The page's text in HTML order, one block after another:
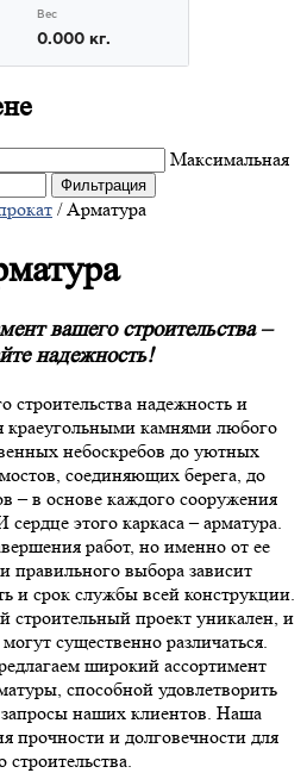
Максимальная
Фильтрация
/ Арматура
вашего строительства –
надежность!
строительства надежность и
краеугольными камнями любого
небоскребов до уютных
соединяющих берега, до
– в основе каждого сооружения
этого каркаса – арматура.
работ, но именно от ее
правильного выбора зависит
и срок службы всей конструкции.
проект уникален, и
существенно различаться.
широкий ассортимент
способной удовлетворить
наших клиентов. Наша
прочности и долговечности для
строительства.